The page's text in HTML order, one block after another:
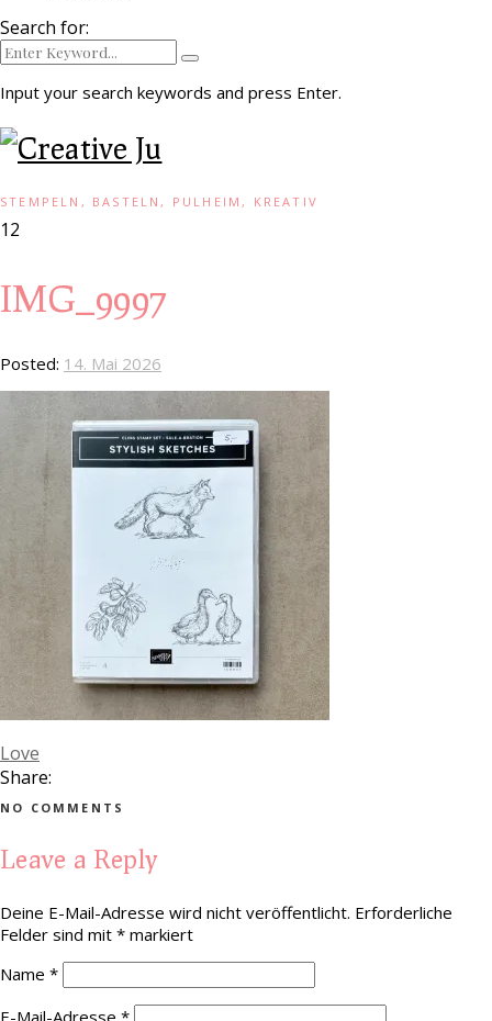
Search for:
Input your search keywords and press Enter.
STEMPELN, BASTELN, PULHEIM, KREATIV
12
IMG_9997
Posted: 14. Mai 2026
Love
Share:
NO COMMENTS
Leave a Reply
Deine E-Mail-Adresse wird nicht veröffentlicht. Erforderliche
Felder sind mit * markiert
Name *